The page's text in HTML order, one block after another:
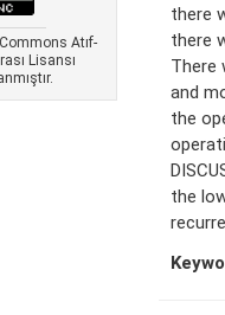
Atıf-
Lisansı
there
there
There
and
the
the